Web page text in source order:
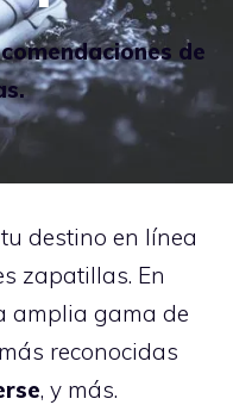
de
destino en línea
zapatillas. En
amplia gama de
reconocidas
, y más.